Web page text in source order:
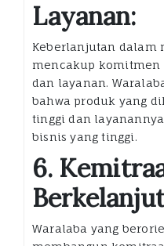
Layanan:
Keberlanjutan dalam
mencakup komitmen
dan layanan.
bahwa produk yang
tinggi dan
bisnis yang tinggi.
6.
Waralaba yang